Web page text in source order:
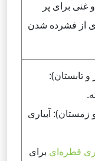
غنی برای پر
از فشرده شدن
تابستان):
زمستان): آبیاری
قطره‌ای برای